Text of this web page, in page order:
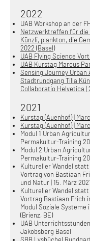
2022
UAB Workshop an der
Netzwerktreffen für die
Künzli, plankton, die
2022 (Basel)
UAB Flying Science
UAB Kurstag Marcus
Sensing Journey Urban
Stadtrundgang Tilla
Collaboratio Helvetica |
2021
Kurstag (Auenhof) |
Kurstag (Auenhof) |
Modul 1 Urban
Permakultur-Training
Modul 2 Urban
Permakultur-Training
Kultureller Wandel
Vortrag von Bastiaan
und Natur | 15. März
Kultureller Wandel
Vortrag Bastiaan Frich
Modul Soziale Systeme
(Brienz, BE)
UAB
Jakobsberg Basel